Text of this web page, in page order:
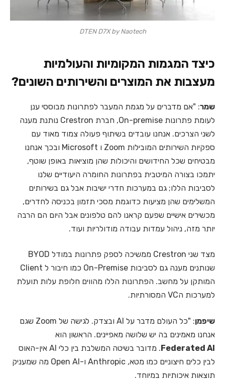
DTEN D7X by Naotech
כיצד המגמות המקומיות והעולמיות
מעצבות את המוצרים והשירותים השונים?
שמר: "אם מדברים על מגמת המעבר לפתרונות מבוססי ענן
לעומת פתרונות On-premise, חברת Crestron נותנת מענה
לשני הצרכים. אנחנו עובדים בשיתוף פעולה צמוד מאוד עם
ספקיות השירותים המובילות Zoom ו Microsoft ובכך אנחנו
מבטיחים שכל החידושים והיכולות שהן מוציאות באופן שוטף,
יתמכו בצורה המיטבית בפתרונות החומרה היעודיים שלנו
לסביבות הללו; גם במערכות חדרי ישיבות אבל גם בשירותים
המשלימים שהן מציעות כדוגמת מסכי תזמון בכניסה לחדרים,
מכשירים אישיים שפעם קראנו להם טלפונים אבל היום הם הרבה
יותר מזה, ניהול עמדות עבודה מודולריות ועוד.
מצד שני Crestron ממשיכה לספק פתרונות במודל BYOD
שנותנים מענה גם לסביבות On-Premise כמו חיבור ל Client
המותקן על מחשב. הפתרונות הללו מהווים חלופת עלות תועלת
למערכות הVC המסורתיות.
שיפמן
: "כל העולם מדבר על AI ובצדק. לגישה של Zoom שגם
אנחנו מאמינים בה יש שלושה מאפיינים. הראשון הוא
Federated AI
. מדובר בשיטה המשלבת בין כלי AI אין-האוס
לבין כלים חיצוניים כמו מטא, Anthropic ו-Open AI מה שמעניק
תוצאות איכותיות במיוחד.